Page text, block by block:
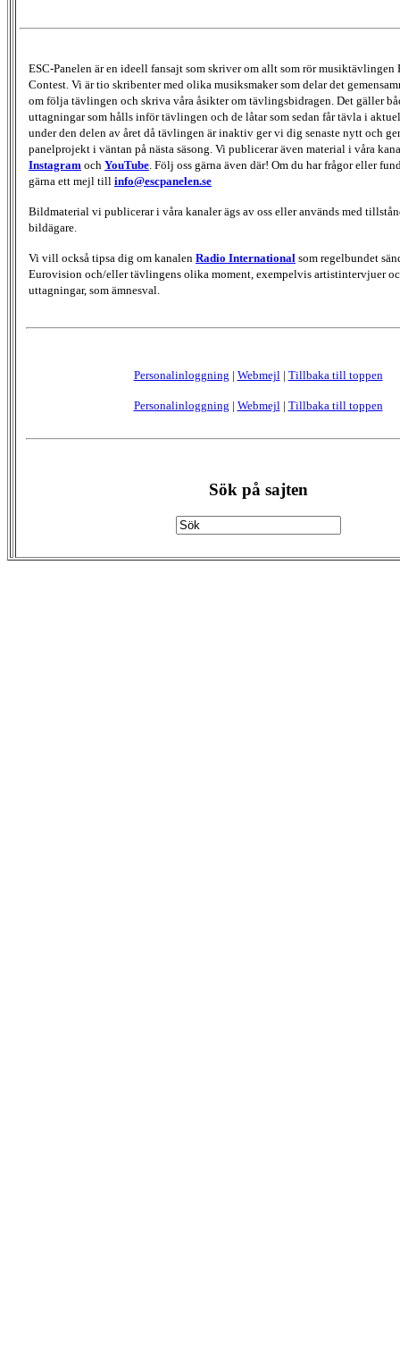
ESC-Panelen är en ideell fansajt som skriver om allt som rör musiktävlingen
Contest. Vi är tio skribenter med olika musiksmaker som delar det
om följa tävlingen och skriva våra åsikter om tävlingsbidragen. Det gäller
uttagningar som hålls inför tävlingen och de låtar som sedan får tävla i
under den delen av året då tävlingen är inaktiv ger vi dig senaste nytt och
panelprojekt i väntan på nästa säsong. Vi publicerar även material i våra
Instagram och YouTube . Följ oss gärna även där! Om du har frågor eller
gärna ett mejl till info@escpanelen.se
Bildmaterial vi publicerar i våra kanaler ägs av oss eller används med
bildägare.
Vi vill också tipsa dig om kanalen Radio International som regelbundet
Eurovision och/eller tävlingens olika moment, exempelvis artistintervjuer
uttagningar, som ämnesval.
Personalinloggning | Webmejl | Tillbaka till toppen
Personalinloggning | Webmejl | Tillbaka till toppen
Sök på sajten